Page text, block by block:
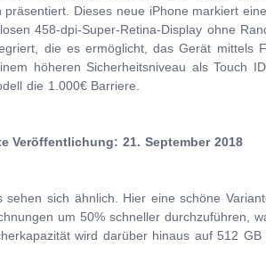
Dieses neue iPhone markiert
458-dpi-Super-Retina-Display ohne
die es ermöglicht, das Gerät mittels
höheren Sicherheitsniveau als Touch
die 1.000€ Barriere.
Veröffentlichung: 21. September 2018
sehen sich ähnlich. Hier eine schöne
um 50% schneller durchzuführen,
wird darüber hinaus auf 512